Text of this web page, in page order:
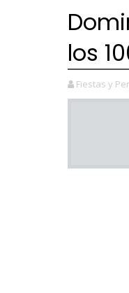
los
Fiestas y